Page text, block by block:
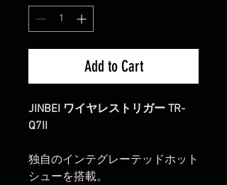
Add to Cart
JINBEI ワイヤレストリガー TR-
Q7II
独自のインテグレーテッドホット
シューを搭載。